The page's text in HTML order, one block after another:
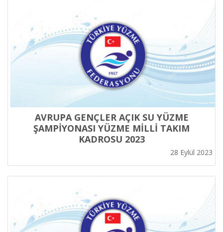
AVRUPA GENÇLER AÇIK SU YÜZME
ŞAMPİYONASI YÜZME MİLLİ TAKIM
KADROSU 2023
28 Eylül 2023